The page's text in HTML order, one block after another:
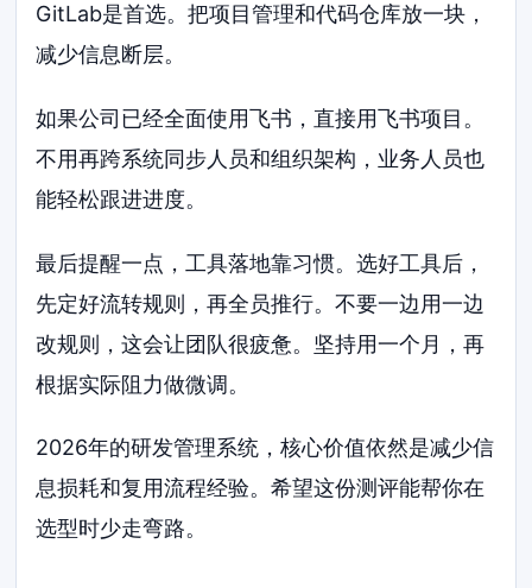
GitLab是首选。把项目管理和代码仓库放一块，
减少信息断层。
如果公司已经全面使用飞书，直接用飞书项目。
不用再跨系统同步人员和组织架构，业务人员也
能轻松跟进进度。
最后提醒一点，工具落地靠习惯。选好工具后，
先定好流转规则，再全员推行。不要一边用一边
改规则，这会让团队很疲惫。坚持用一个月，再
根据实际阻力做微调。
2026年的研发管理系统，核心价值依然是减少信
息损耗和复用流程经验。希望这份测评能帮你在
选型时少走弯路。